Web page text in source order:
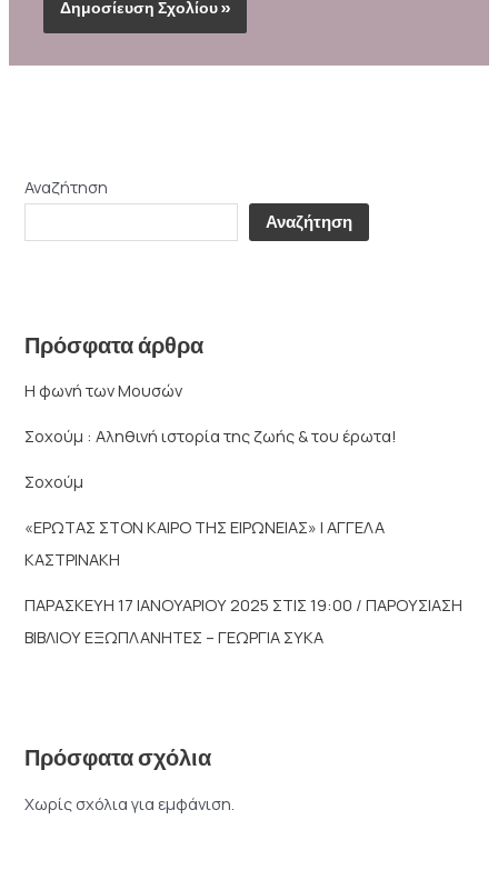
Αναζήτηση
Αναζήτηση
Πρόσφατα άρθρα
Η φωνή των Μουσών
Σοχούμ : Αληθινή ιστορία της ζωής & του έρωτα!
Σοχούμ
«ΕΡΩΤΑΣ ΣΤΟΝ ΚΑΙΡΟ ΤΗΣ ΕΙΡΩΝΕΙΑΣ» | ΑΓΓΕΛΑ
ΚΑΣΤΡΙΝΑΚΗ
ΠΑΡΑΣΚΕΥΗ 17 ΙΑΝΟΥΑΡΙΟΥ 2025 ΣΤΙΣ 19:00 / ΠΑΡΟΥΣΙΑΣΗ
ΒΙΒΛΙΟΥ ΕΞΩΠΛΑΝΗΤΕΣ – ΓΕΩΡΓΙΑ ΣΥΚΑ
Πρόσφατα σχόλια
Χωρίς σχόλια για εμφάνιση.